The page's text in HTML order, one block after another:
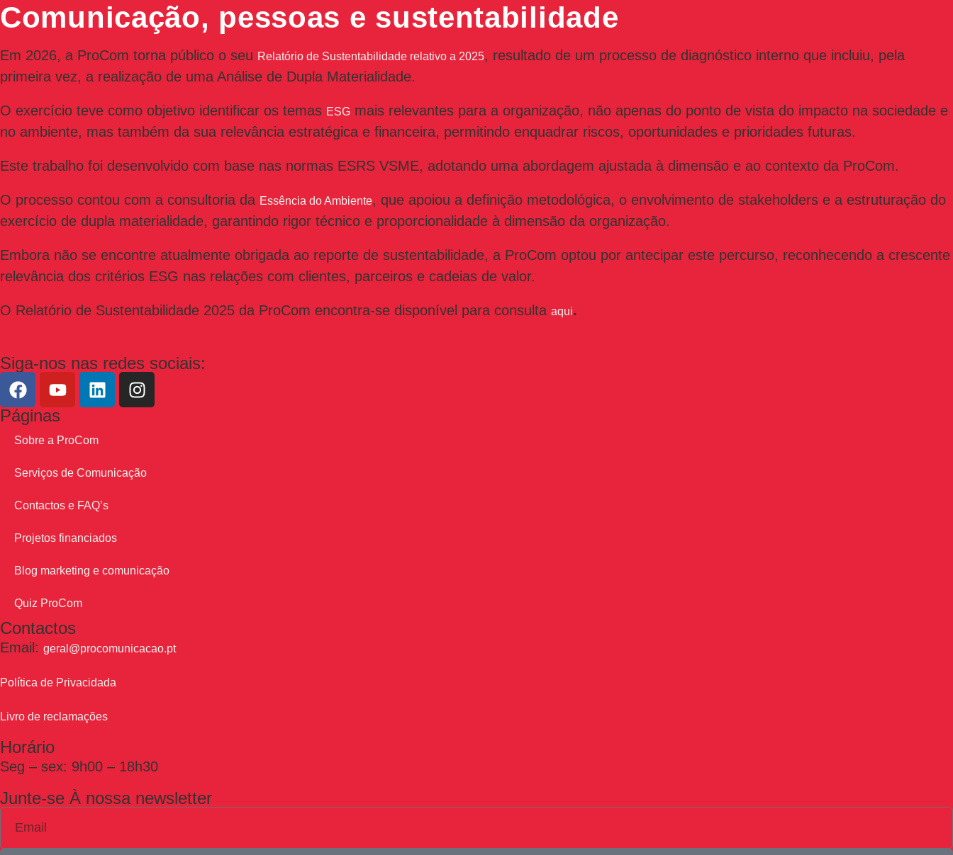
Comunicação, pessoas e sustentabilidade
Em 2026, a ProCom torna público o seu Relatório de Sustentabilidade relativo a 2025, resultado de um processo de diagnóstico interno que incluiu, pela
primeira vez, a realização de uma Análise de Dupla Materialidade.
O exercício teve como objetivo identificar os temas ESG mais relevantes para a organização, não apenas do ponto de vista do impacto na sociedade e
no ambiente, mas também da sua relevância estratégica e financeira, permitindo enquadrar riscos, oportunidades e prioridades futuras.
Este trabalho foi desenvolvido com base nas normas ESRS VSME, adotando uma abordagem ajustada à dimensão e ao contexto da ProCom.
O processo contou com a consultoria da Essência do Ambiente, que apoiou a definição metodológica, o envolvimento de stakeholders e a estruturação do
exercício de dupla materialidade, garantindo rigor técnico e proporcionalidade à dimensão da organização.
Embora não se encontre atualmente obrigada ao reporte de sustentabilidade, a ProCom optou por antecipar este percurso, reconhecendo a crescente
relevância dos critérios ESG nas relações com clientes, parceiros e cadeias de valor.
O Relatório de Sustentabilidade 2025 da ProCom encontra-se disponível para consulta aqui.
Siga-nos nas redes sociais:
Páginas
Sobre a ProCom
Serviços de Comunicação
Contactos e FAQ’s
Projetos financiados
Blog marketing e comunicação
Quiz ProCom
Contactos
Email: geral@procomunicacao.pt
Política de Privacidada
Livro de reclamações
Horário
Seg – sex: 9h00 – 18h30
Junte-se À nossa newsletter